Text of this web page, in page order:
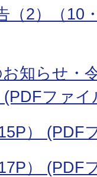
（2）（10
知らせ・
ファイ
） (PDF
） (PDF